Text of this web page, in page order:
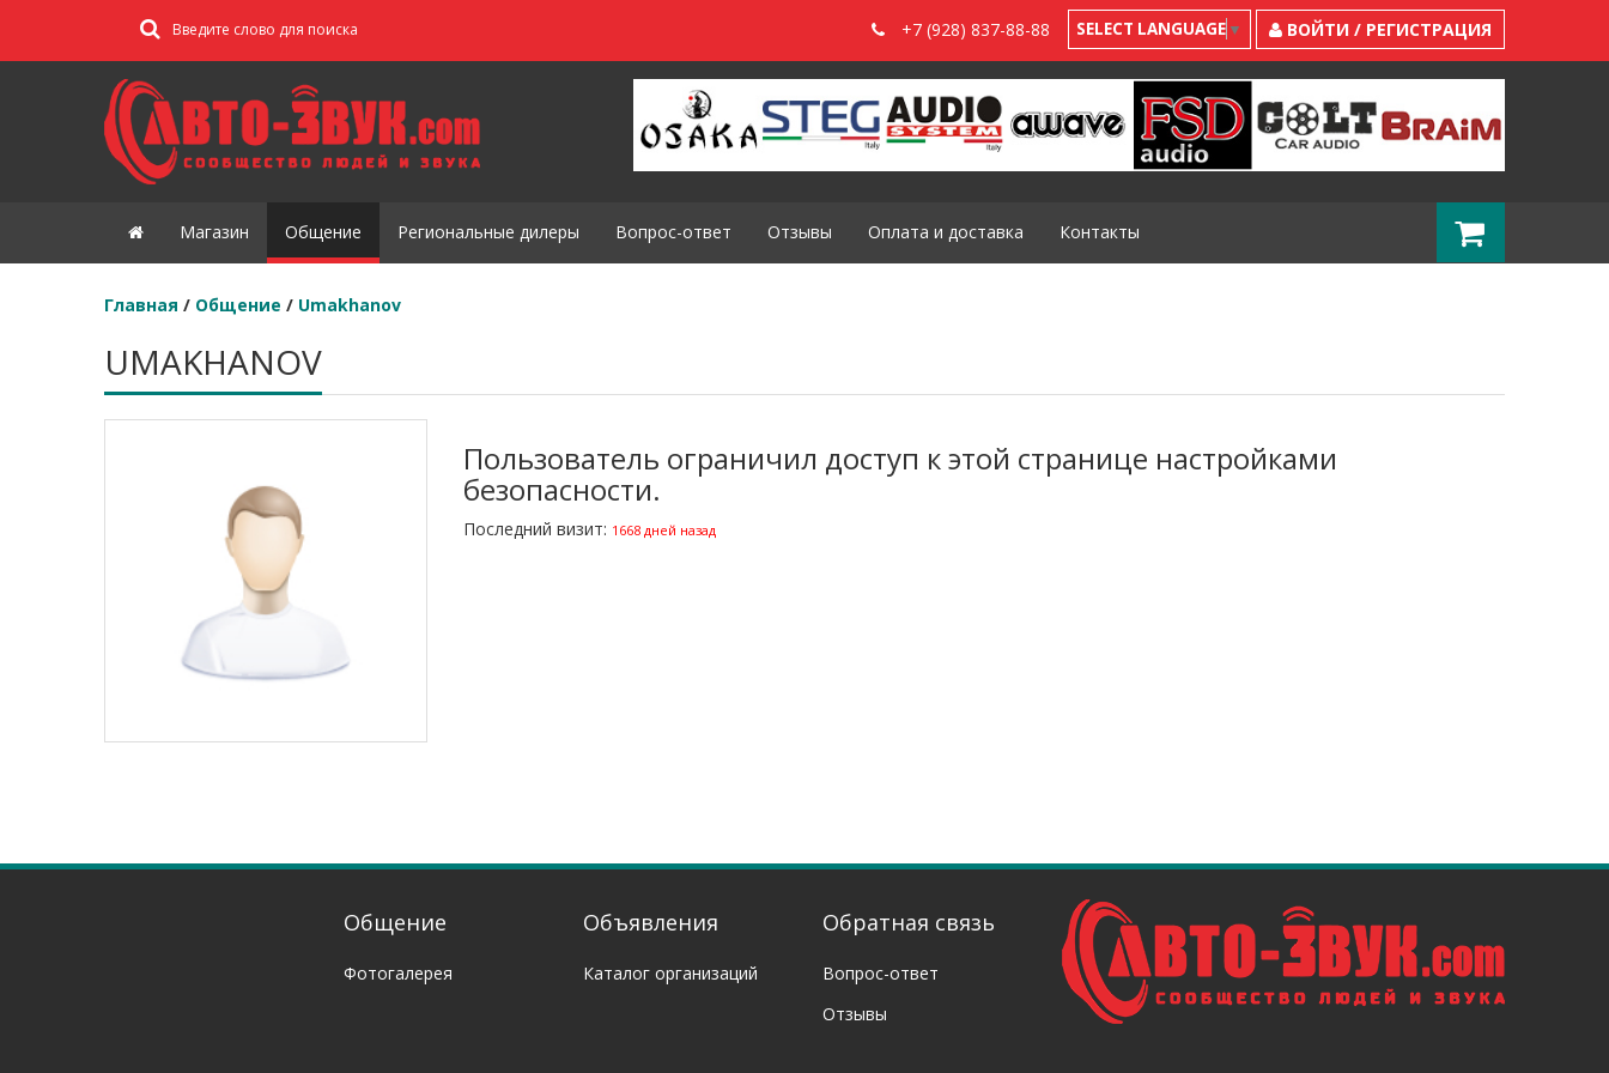
+7 (928) 837-88-88 SELECT LANGUAGE ▼ ВОЙТИ / РЕГИСТРАЦИЯ
Магазин Общение Региональные дилеры Вопрос-ответ Отзывы Оплата и доставка Контакты
Главная / Общение / Umakhanov
UMAKHANOV
Пользователь ограничил доступ к этой странице настройками
безопасности.
Последний визит: 1668 дней назад
Общение
Фотогалерея
Объявления
Каталог организаций
Обратная связь
Вопрос-ответ
Отзывы